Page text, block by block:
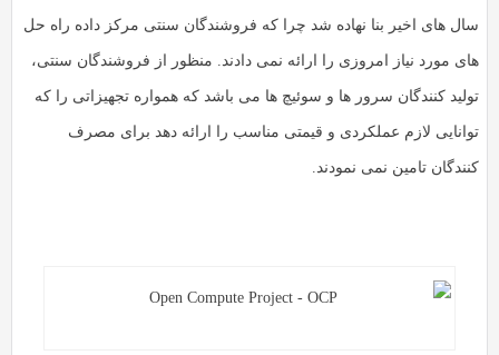
های اخیر بنا نهاده شد چرا که فروشندگان سنتی مرکز داده راه حل
مورد نیاز امروزی را ارائه نمی دادند. منظور از فروشندگان سنتی،
کنندگان سرور ها و سوئیچ ها می باشد که همواره تجهیزاتی را که
لازم عملکردی و قیمتی مناسب را ارائه دهد برای مصرف
تامین نمی نمودند.